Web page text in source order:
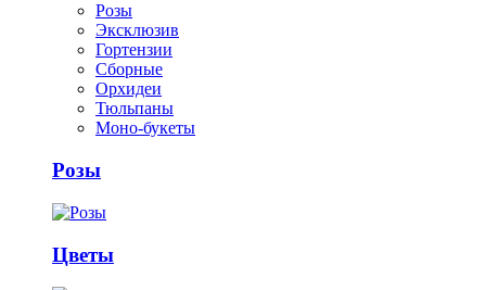
Розы
Эксклюзив
Гортензии
Сборные
Орхидеи
Тюльпаны
Моно-букеты
Розы
Цветы